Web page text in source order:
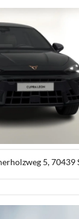
5,70439